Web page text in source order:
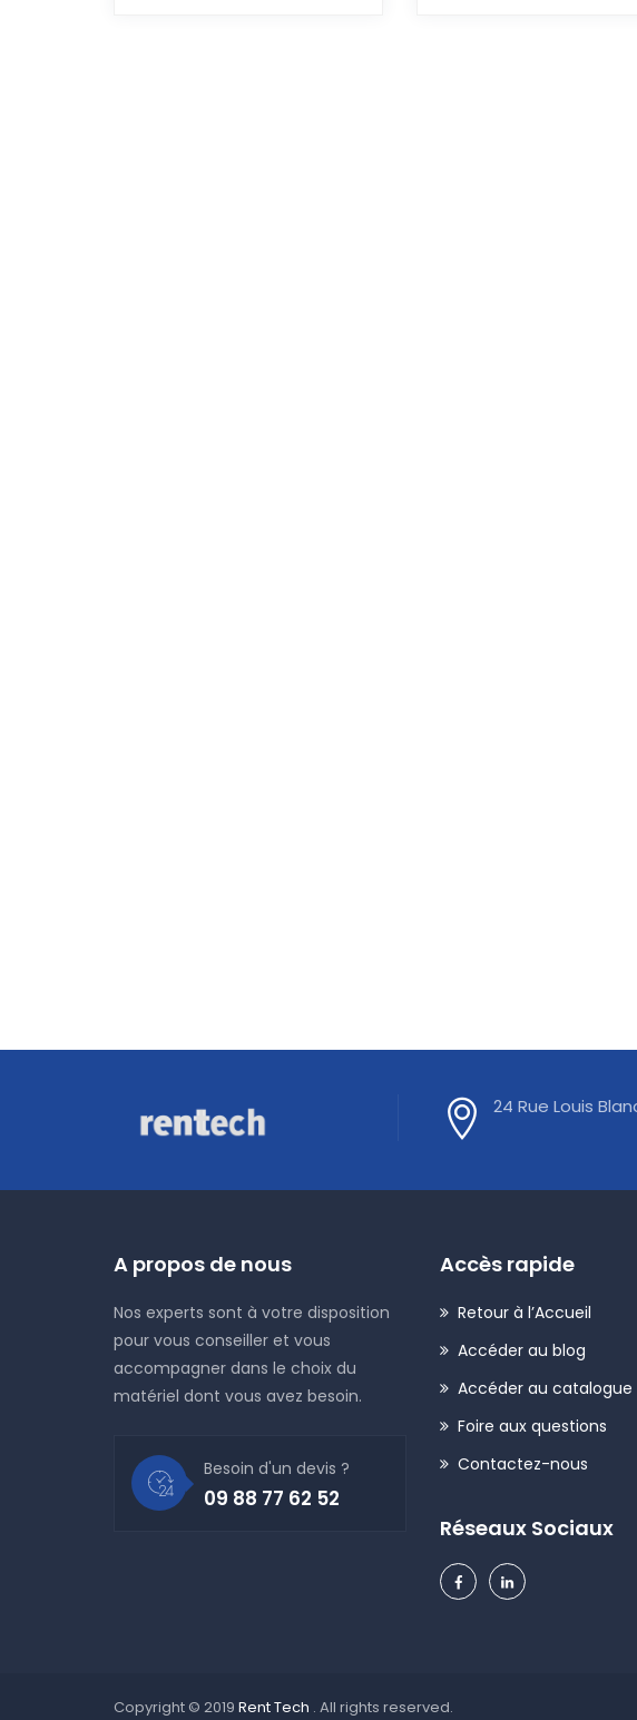
24 Rue Louis
A propos de nous
Nos experts sont à votre disposition
pour vous conseiller et vous
accompagner dans le choix du
matériel dont vous avez besoin.
Besoin d'un devis ?
09 88 77 62 52
Accès rapide
Retour à l’Accueil
Accéder au blog
Accéder au catalogue
Foire aux questions
Contactez-nous
Réseaux Sociaux
Copyright © 2019 Rent Tech . All rights reserved.